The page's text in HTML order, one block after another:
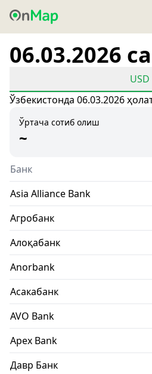
06.03.2026
USD
Ўзбекистонда 06.03.2026
Ўртача сотиб олиш
~
Банк
Asia Alliance Bank
Агробанк
Алоқабанк
Anorbank
Асакабанк
AVO Bank
Apex Bank
Давр Банк